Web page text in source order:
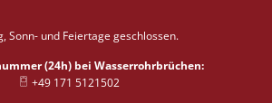
Sonn- und Feiertage geschlossen.
(24h) bei Wasserrohrbrüchen:
+49 171 5121502